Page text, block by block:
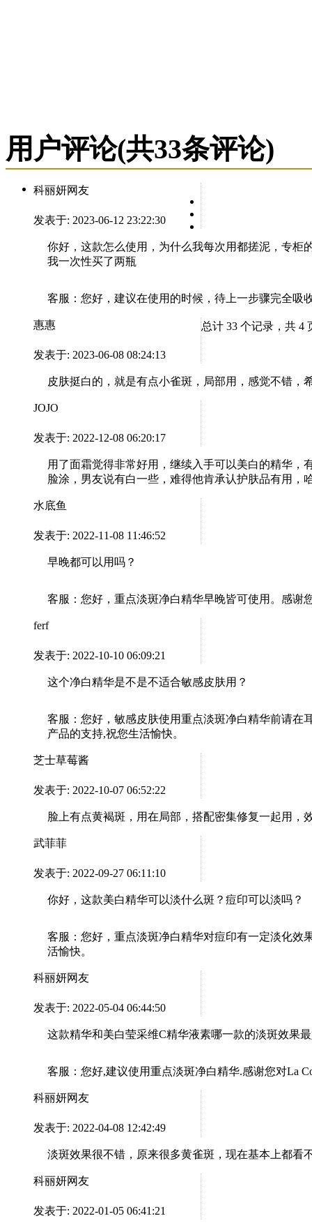
用户评论(共33条评论)
科丽妍网友
发表于: 2023-06-12 23:22:30
你好，这款怎么使用，为什么我每次用都搓泥，专柜
我一次性买了两瓶
客服： 您好，建议在使用的时候，待上一步骤完全吸
惠惠
发表于: 2023-06-08 08:24:13
皮肤挺白的，就是有点小雀斑，局部用，感觉不错，
JOJO
发表于: 2022-12-08 06:20:17
用了面霜觉得非常好用，继续入手可以美白的精华
脸涂，男友说有白一些，难得他肯承认护肤品有用，
水底鱼
发表于: 2022-11-08 11:46:52
早晚都可以用吗？
客服： 您好，重点淡斑净白精华早晚皆可使用。感谢
ferf
发表于: 2022-10-10 06:09:21
这个净白精华是不是不适合敏感皮肤用？
客服： 您好，敏感皮肤使用重点淡斑净白精华前请在
产品的支持,祝您生活愉快。
芝士草莓酱
发表于: 2022-10-07 06:52:22
脸上有点黄褐斑，用在局部，搭配密集修复一起用，
武菲菲
发表于: 2022-09-27 06:11:10
你好，这款美白精华可以淡什么斑？痘印可以淡吗？
客服： 您好，重点淡斑净白精华对痘印有一定淡化效
活愉快。
科丽妍网友
发表于: 2022-05-04 06:44:50
这款精华和美白莹采维C精华液素哪一款的淡斑效果
客服： 您好,建议使用重点淡斑净白精华.感谢您对La
科丽妍网友
发表于: 2022-04-08 12:42:49
淡斑效果很不错，原来很多黄雀斑，现在基本上都看
科丽妍网友
发表于: 2022-01-05 06:41:21
总计 33 个记录，共 4